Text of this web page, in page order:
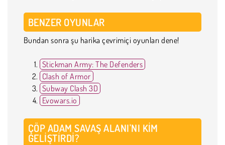
BENZER OYUNLAR
Bundan sonra şu harika çevrimiçi oyunları dene!
Stickman Army: The Defenders
Clash of Armor
Subway Clash 3D
Evowars.io
ÇÖP ADAM SAVAŞ ALANI'NI KIM
GELIŞTIRDI?